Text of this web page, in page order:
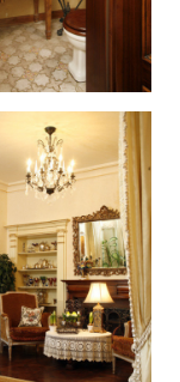
in Moscow